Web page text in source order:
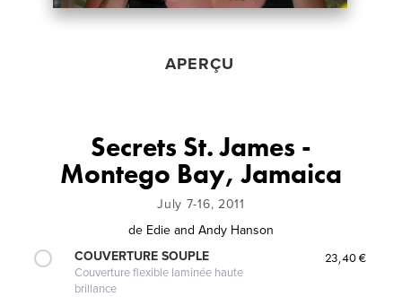
APERÇU
Secrets St. James -
Montego Bay, Jamaica
July 7-16, 2011
de Edie and Andy Hanson
COUVERTURE SOUPLE
Couverture flexible laminée haute
brillance
23,40 €